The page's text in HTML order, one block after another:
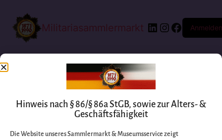
Militariasammlermarkt Anmelden
Hinweis nach § 86/§ 86a StGB, sowie zur Alters- &
Geschäftsfähigkeit
Die Website unseres Sammlermarkt & Museumsservice zeigt